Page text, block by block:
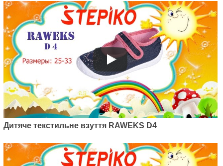
Дитяче текстильне взуття RAWEKS D4